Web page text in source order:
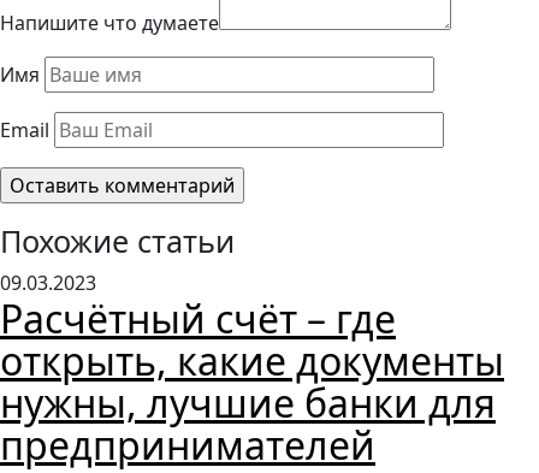
Напишите что думаете
Имя
Email
Похожие статьи
09.03.2023
Расчётный счёт – где
открыть, какие документы
нужны, лучшие банки для
предпринимателей